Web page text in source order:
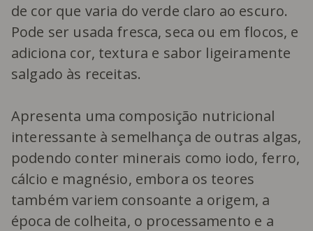
de cor que varia do verde claro ao escuro.
Pode ser usada fresca, seca ou em flocos, e
adiciona cor, textura e sabor ligeiramente
salgado às receitas.
Apresenta uma composição nutricional
interessante à semelhança de outras algas,
podendo conter minerais como iodo, ferro,
cálcio e magnésio, embora os teores
também variem consoante a origem, a
época de colheita, o processamento e a